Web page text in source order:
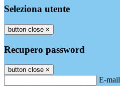
Seleziona utente
button close ×
Recupero password
button close ×
E-mail